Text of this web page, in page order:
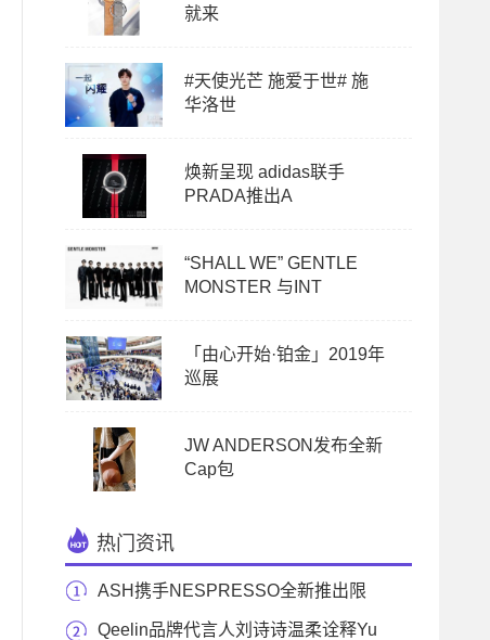
就来
#天使光芒 施爱于世# 施
华洛世
焕新呈现 adidas联手
PRADA推出A
“SHALL WE” GENTLE
MONSTER 与INT
「由心开始·铂金」2019年
巡展
JW ANDERSON发布全新
Cap包
热门资讯
ASH携手NESPRESSO全新推出限
定系列--RE/ASH yourself w
Qeelin品牌代言人刘诗诗温柔诠释Yu